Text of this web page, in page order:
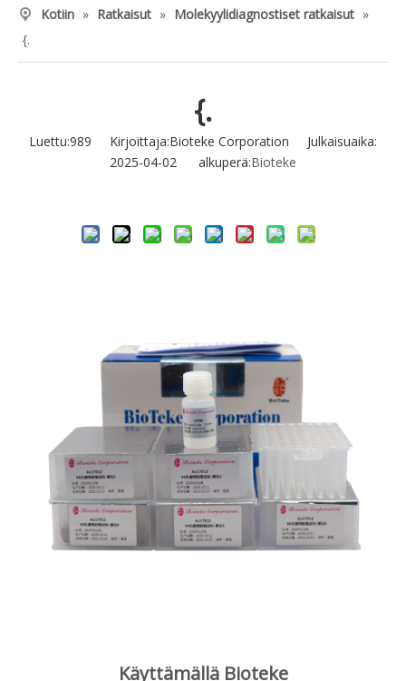
Kotiin » Ratkaisut » Molekyylidiagnostiset ratkaisut »
{.
{.
Luettu:989 Kirjoittaja:Bioteke Corporation Julkaisuaika:
2025-04-02 alkuperä:Bioteke
Käyttämällä Bioteke